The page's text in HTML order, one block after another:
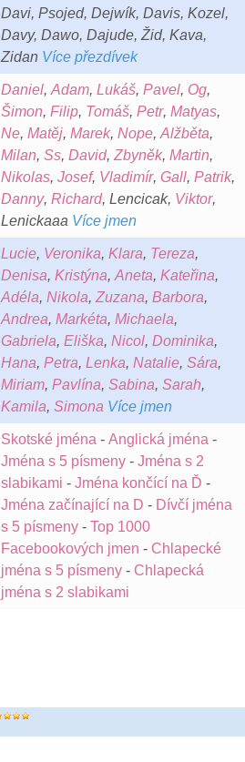
Davi, Psojed, Dejwík, Davis, Kozel,
Davy, Dawo, Dajude, Žid, Kava,
Zidan Více přezdívek
Daniel, Adam, Lukáš, Pavel, Og,
Šimon, Filip, Tomáš, Petr, Matyas,
Ne, Matěj, Marek, Nope, Alžběta,
Milan, Ss, David, Zbyněk, Martin,
Nikolas, Josef, Vladimír, Gall, Patrik,
Danny, Richard, Lencicak, Viktor,
Lenickaaa Více jmen
Lucie, Veronika, Klara, Tereza,
Denisa, Kristýna, Aneta, Kateřina,
Adéla, Nikola, Zuzana, Barbora,
Andrea, Markéta, Michaela,
Gabriela, Eliška, Nicol, Dominika,
Hana, Petra, Lenka, Natalie, Sára,
Miriam, Pavlína, Sabina, Sarah,
Kamila, Simona Více jmen
Skotské jména - Anglická jména -
Jména s 5 písmeny - Jména s 2
slabikami - Jména končící na Ď -
Jména začínající na D - Dívčí jména
s 5 písmeny - Top 1000
Facebookových jmen - Chlapecké
jména s 5 písmeny - Chlapecká
jména s 2 slabikami